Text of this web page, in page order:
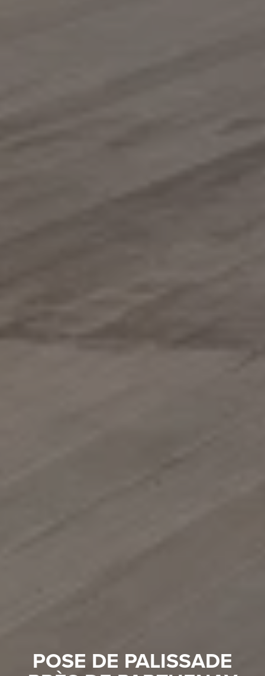
POSE DE PALISSADE